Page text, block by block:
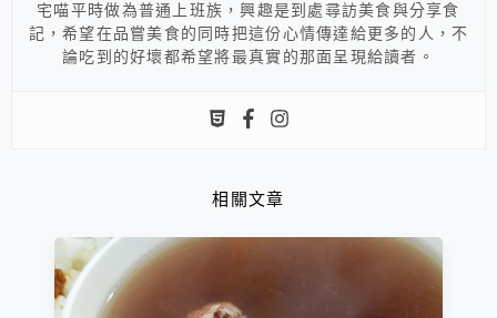
宅喵平時做為普通上班族，興趣是到處尋訪美食與分享食
記，希望在品嘗美食的同時把這份心情傳達給更多的人，不
論吃到的好壞都希望將最真實的那面呈現給讀者。
相關文章